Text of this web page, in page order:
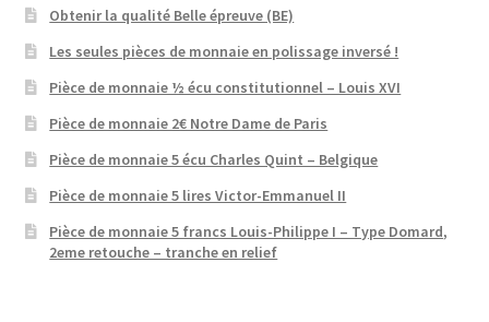
Obtenir la qualité Belle épreuve (BE)
Les seules pièces de monnaie en polissage inversé !
Pièce de monnaie ½ écu constitutionnel – Louis XVI
Pièce de monnaie 2€ Notre Dame de Paris
Pièce de monnaie 5 écu Charles Quint – Belgique
Pièce de monnaie 5 lires Victor-Emmanuel II
Pièce de monnaie 5 francs Louis-Philippe I – Type Domard,
2eme retouche – tranche en relief